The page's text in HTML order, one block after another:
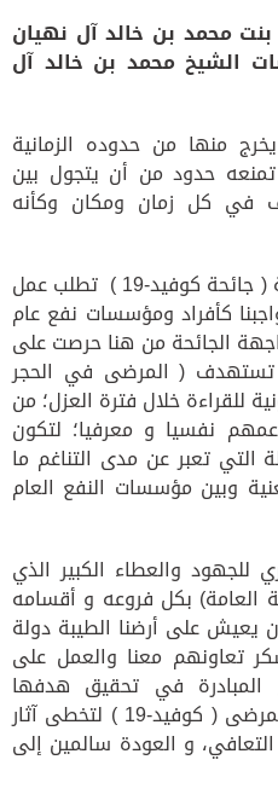
محمد بن خالد آل نهيان
الشيخ محمد بن خالد آل
منها من حدوده الزمانية
تمنعه حدود من أن يتجول بين
في كل زمان ومكان وكأنه
(جائحة كوفيد-19 ) تطلب عمل
كأفراد ومؤسسات نفع عام
الجائحة من هنا حرصت على
تستهدف ( المرضى في الحجر
للقراءة خلال فترة العزل؛ من
نفسيا و معرفيا؛ لتكون
التي تعبر عن مدى التناغم ما
وبين مؤسسات النفع العام
للجهود والعطاء الكبير الذي
) بكل فروعه و أقسامه
على أرضنا الطيبة دولة
تعاونهم معنا والعمل على
المبادرة في تحقيق هدفها
( كوفيد-19 ) لتخطى آثار
و العودة سالمين إلى